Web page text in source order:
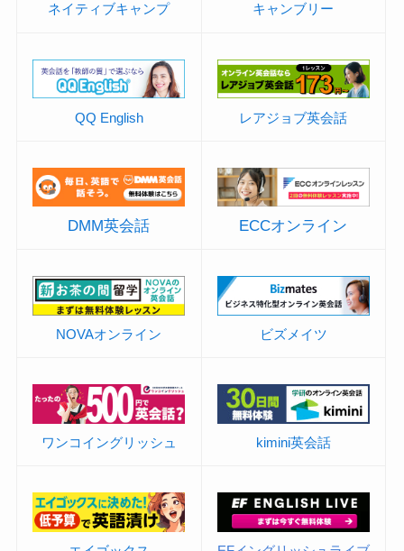
ネイティブキャンプ キャンブリー
QQ English レアジョブ英会話
DMM英会話 ECCオンライン
NOVAオンライン ビズメイツ
ワンコイングリッシュ kimini英会話